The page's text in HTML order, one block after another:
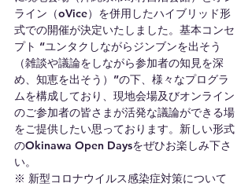
ライン（oVice）を併用したハイブリッド形
式での開催が決定いたしました。基本コンセ
プト “ユンタクしながらジンブンを出そう
（雑談や議論をしながら参加者の知見を深
め、知恵を出そう）”の下、様々なプログラ
ムを構成しており、現地会場及びオンライン
のご参加者の皆さまが活発な議論ができる場
をご提供したい思っております。新しい形式
のOkinawa Open Daysをぜひお楽しみ下さ
い。
※ 新型コロナウイルス感染症対策について